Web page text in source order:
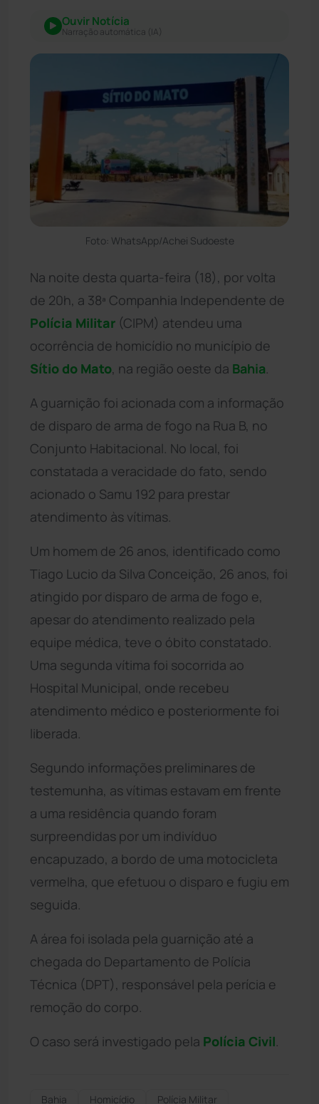
Ouvir Notícia
Narração automática (IA)
Foto: WhatsApp/Achei Sudoeste
Na noite desta quarta-feira (18), por volta
de 20h, a 38ª Companhia Independente de
Polícia Militar (CIPM) atendeu uma
ocorrência de homicídio no município de
Sítio do Mato, na região oeste da Bahia
A guarnição foi acionada com a informação
de disparo de arma de fogo na Rua B, no
Conjunto Habitacional. No local, foi
constatada a veracidade do fato, sendo
acionado o Samu 192 para prestar
atendimento às vítimas.
Um homem de 26 anos, identificado como
Tiago Lucio da Silva Conceição, 26 anos, foi
atingido por disparo de arma de fogo e,
apesar do atendimento realizado pela
equipe médica, teve o óbito constatado.
Uma segunda vítima foi socorrida ao
Hospital Municipal, onde recebeu
atendimento médico e posteriormente foi
liberada.
Segundo informações preliminares de
testemunha, as vítimas estavam em frente
a uma residência quando foram
surpreendidas por um indivíduo
encapuzado, a bordo de uma motocicleta
vermelha, que efetuou o disparo e fugiu em
seguida.
A área foi isolada pela guarnição até a
chegada do Departamento de Polícia
Técnica (DPT), responsável pela perícia e
remoção do corpo.
O caso será investigado pela Polícia Civil
Bahia Homicídio Polícia Militar